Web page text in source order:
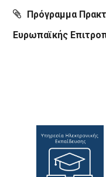
Πρόγραμμα
Ευρωπαϊκής